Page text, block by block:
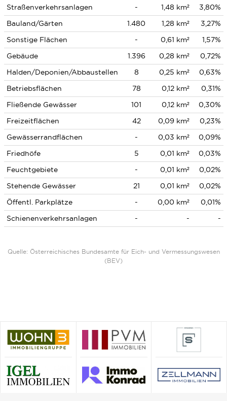
Straßenverkehrsanlagen - 1,48 km²
3,80%
Bauland/Gärten
1.480 1,28 km²
3,27%
Sonstige Flächen
- 0,61 km²
1,57%
Gebäude
1.396 0,28 km²
0,72%
Halden/Deponien/Abbaustellen
8 0,25 km²
0,63%
Betriebsflächen
78 0,12 km²
0,31%
Fließende Gewässer
101 0,12 km²
0,30%
Freizeitflächen
42 0,09 km²
0,23%
Gewässerrandflächen
- 0,03 km²
0,09%
Friedhöfe
5 0,01 km²
0,03%
Feuchtgebiete
- 0,01 km²
0,02%
Stehende Gewässer
21 0,01 km²
0,02%
Öffentl. Parkplätze
- 0,00 km²
0,01%
Schienenverkehrsanlagen
- - -
Quelle: Österreichisches Bundesamte für Eich- und Vermessungswesen
(BEV)